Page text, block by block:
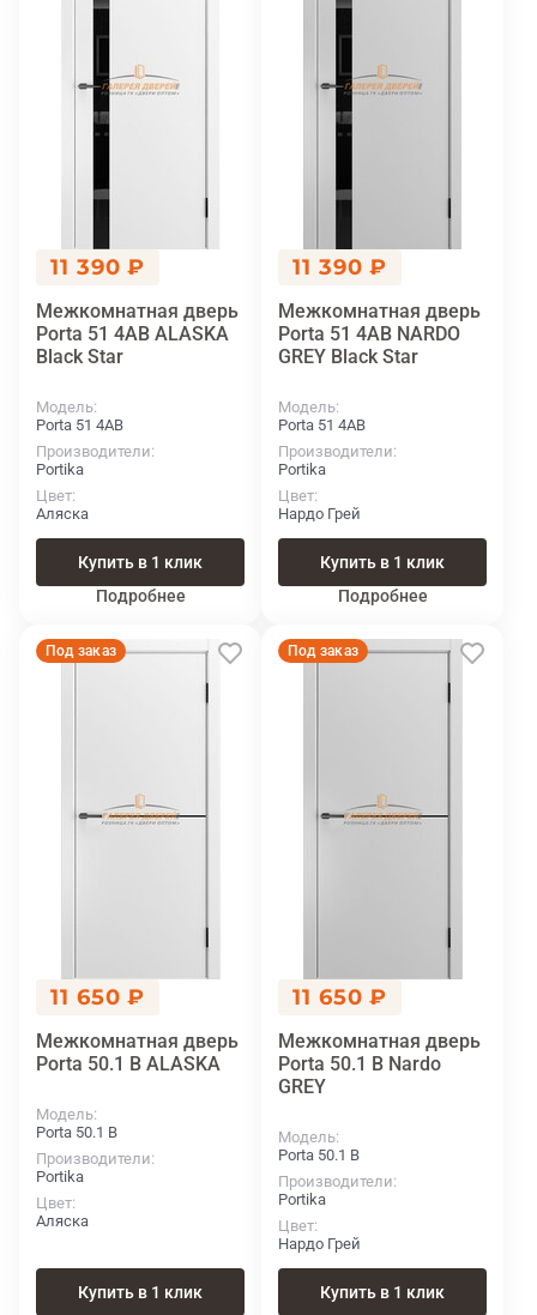
11 390 ₽
Межкомнатная дверь
Porta 51 4АВ ALASKA
Black Star
Модель
Porta 51 4АВ
Производители
Portika
Цвет
Аляска
Купить в 1 клик
Подробнее
11 390 ₽
Межкомнатная дверь
Porta 51 4АВ NARDO
GREY Black Star
Модель
Porta 51 4АВ
Производители
Portika
Цвет
Нардо Грей
Купить в 1 клик
Подробнее
Под заказ
11 650 ₽
Межкомнатная дверь
Porta 50.1 В ALASKA
Модель
Porta 50.1 В
Производители
Portika
Цвет
Аляска
Купить в 1 клик
Под заказ
11 650 ₽
Межкомнатная дверь
Porta 50.1 В Nardo
GREY
Модель
Porta 50.1 В
Производители
Portika
Цвет
Нардо Грей
Купить в 1 клик